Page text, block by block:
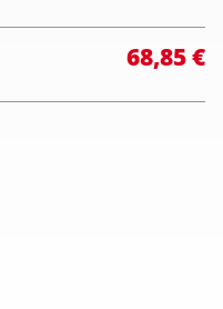
68,85 €